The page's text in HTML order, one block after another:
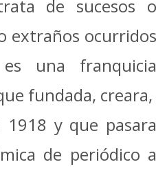
de sucesos o
extraños ocurridos
una franquicia
fundada, creara,
1918 y que pasara
de periódico a